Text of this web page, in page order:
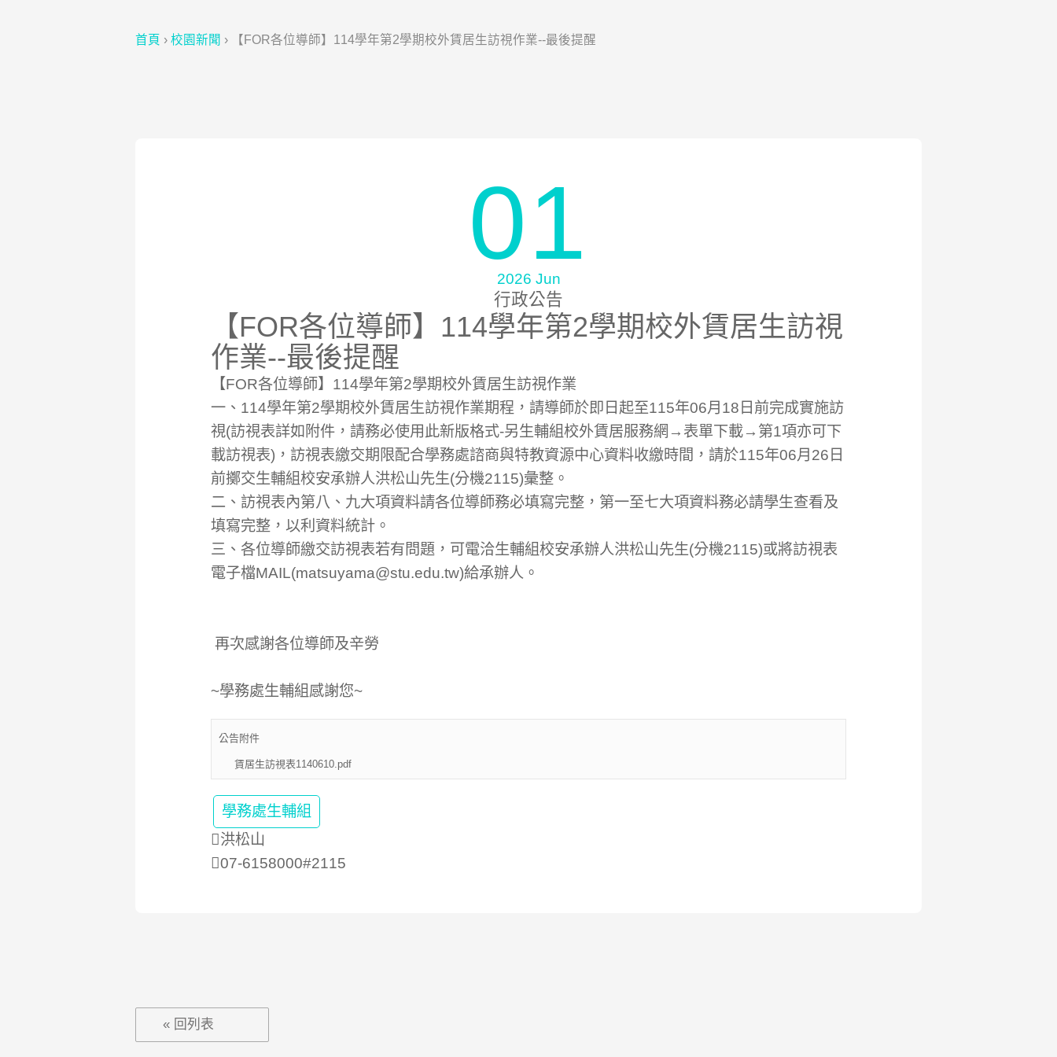
首頁 › 校園新聞 › 【FOR各位導師】114學年第2學期校外賃居生訪視作業--最後提醒
01
2026 Jun
行政公告
【FOR各位導師】114學年第2學期校外賃居生訪視
作業--最後提醒
【FOR各位導師】114學年第2學期校外賃居生訪視作業
一、114學年第2學期校外賃居生訪視作業期程，請導師於即日起至115年06月18日前完成實施訪
視(訪視表詳如附件，請務必使用此新版格式-另生輔組校外賃居服務網→表單下載→第1項亦可下
載訪視表)，訪視表繳交期限配合學務處諮商與特教資源中心資料收繳時間，請於115年06月26日
前擲交生輔組校安承辦人洪松山先生(分機2115)彙整。
二、訪視表內第八、九大項資料請各位導師務必填寫完整，第一至七大項資料務必請學生查看及
填寫完整，以利資料統計。
三、各位導師繳交訪視表若有問題，可電洽生輔組校安承辦人洪松山先生(分機2115)或將訪視表
電子檔MAIL(matsuyama@stu.edu.tw)給承辦人。
再次感謝各位導師及辛勞
~學務處生輔組感謝您~
公告附件
賃居生訪視表1140610.pdf
學務處生輔組
洪松山
07-6158000#2115
« 回列表